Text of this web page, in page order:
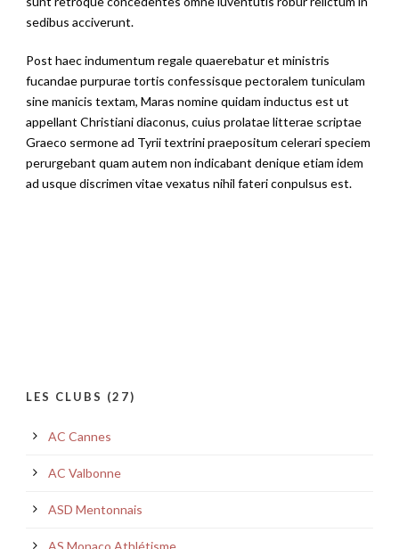
sedibus acciverunt.
Post haec indumentum regale quaerebatur et ministris
fucandae purpurae tortis confessisque pectoralem tuniculam
sine manicis textam, Maras nomine quidam inductus est ut
appellant Christiani diaconus, cuius prolatae litterae scriptae
Graeco sermone ad Tyrii textrini praepositum celerari speciem
perurgebant quam autem non indicabant denique etiam idem
ad usque discrimen vitae vexatus nihil fateri conpulsus est.
LES CLUBS (27)
AC Cannes
AC Valbonne
ASD Mentonnais
AS Monaco Athlétisme